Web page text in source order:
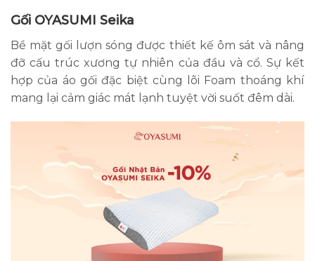
Gối OYASUMI Seika
Bề mặt gối lượn sóng được thiết kế ôm sát và nâng
đỡ cấu trúc xương tự nhiên của đầu và cổ. Sự kết
hợp của áo gối đặc biệt cùng lõi Foam thoáng khí
mang lại cảm giác mát lạnh tuyệt vời suốt đêm dài.